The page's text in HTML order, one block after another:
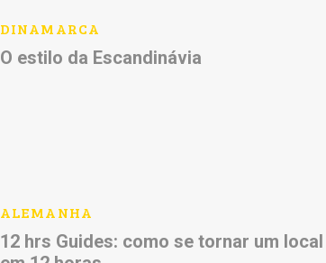
DINAMARCA
O estilo da Escandinávia
ALEMANHA
12 hrs Guides: como se tornar um local